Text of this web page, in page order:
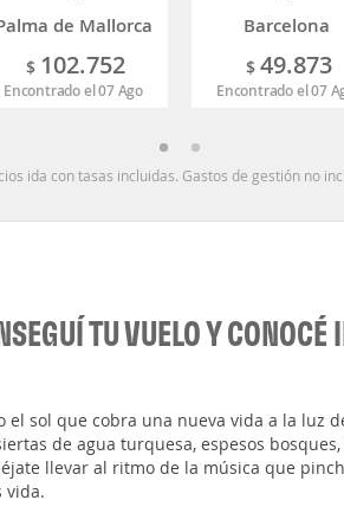
de Mallorca
$ 102.752
Encontrado el 07 Ago
Barcelona
$ 49.873
Encontrado el 07
ida con tasas incluidas. Gastos de gestión no
TU VUELO Y CONOCÉ
el sol que cobra una nueva vida a la luz
de agua turquesa, espesos
llevar al ritmo de la música que
vida.